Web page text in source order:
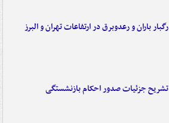
رگبار باران و رعدوبرق در ارتفاعات تهران و البرز
تشریح جزئیات صدور احکام بازنشستگی